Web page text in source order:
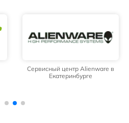
Сервисный центр Alienware в
Екатеринбурге